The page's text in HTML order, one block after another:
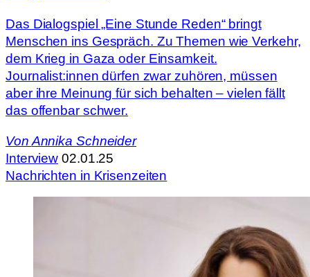
Das Dialogspiel „Eine Stunde Reden“ bringt
Menschen ins Gespräch. Zu Themen wie Verkehr,
dem Krieg in Gaza oder Einsamkeit.
Journalist:innen dürfen zwar zuhören, müssen
aber ihre Meinung für sich behalten – vielen fällt
das offenbar schwer.
Von Annika Schneider
Interview 02.01.25
Nachrichten in Krisenzeiten